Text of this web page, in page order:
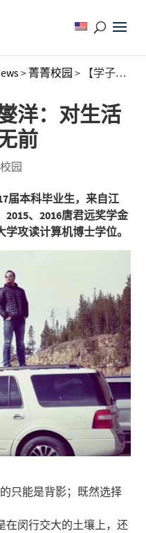
>菁菁校园 > 【学子风采】刘燮洋：对生活的热爱让人一往无前
洋：对生活
前
园
届本科毕业生，来自江
、2016唐君远奖学金
攻读计算机博士学位。
只能是背影；既然选择
在闵行交大的土壤上，还